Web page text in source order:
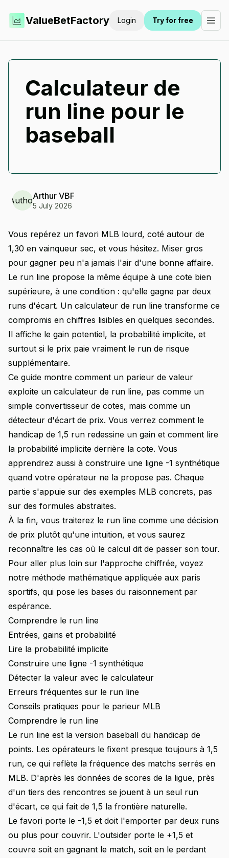
ValueBetFactory Login Try for free
Calculateur de
run line pour le
baseball
AuthorArthur VBF
5 July 2026
Vous repérez un favori MLB lourd, coté autour de
1,30 en vainqueur sec, et vous hésitez. Miser gros
pour gagner peu n'a jamais l'air d'une bonne affaire.
Le run line propose la même équipe à une cote bien
supérieure, à une condition : qu'elle gagne par deux
runs d'écart. Un calculateur de run line transforme ce
compromis en chiffres lisibles en quelques secondes.
Il affiche le gain potentiel, la probabilité implicite, et
surtout si le prix paie vraiment le run de risque
supplémentaire.
Ce guide montre comment un parieur de valeur
exploite un calculateur de run line, pas comme un
simple convertisseur de cotes, mais comme un
détecteur d'écart de prix. Vous verrez comment le
handicap de 1,5 run redessine un gain et comment lire
la probabilité implicite derrière la cote. Vous
apprendrez aussi à construire une ligne -1 synthétique
quand votre opérateur ne la propose pas. Chaque
partie s'appuie sur des exemples MLB concrets, pas
sur des formules abstraites.
À la fin, vous traiterez le run line comme une décision
de prix plutôt qu'une intuition, et vous saurez
reconnaître les cas où le calcul dit de passer son tour.
Pour aller plus loin sur l'approche chiffrée, voyez
notre méthode mathématique appliquée aux paris
sportifs, qui pose les bases du raisonnement par
espérance.
Comprendre le run line
Entrées, gains et probabilité
Lire la probabilité implicite
Construire une ligne -1 synthétique
Détecter la valeur avec le calculateur
Erreurs fréquentes sur le run line
Conseils pratiques pour le parieur MLB
Comprendre le run line
Le run line est la version baseball du handicap de
points. Les opérateurs le fixent presque toujours à 1,5
run, ce qui reflète la fréquence des matchs serrés en
MLB. D'après les données de scores de la ligue, près
d'un tiers des rencontres se jouent à un seul run
d'écart, ce qui fait de 1,5 la frontière naturelle.
Le favori porte le -1,5 et doit l'emporter par deux runs
ou plus pour couvrir. L'outsider porte le +1,5 et
couvre soit en gagnant le match, soit en le perdant